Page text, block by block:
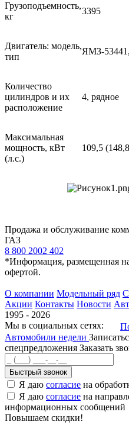
Грузоподъемность,
кг
3395
Двигатель: модель,
тип
ЯМЗ-
Количество
цилиндров и их
расположение
4, рядное
Максимальная
мощность, кВт
(л.с.)
109,5
Продажа и обслуживание
ГАЗ
8 800 2002 402
*Информация, размещенная
офертой.
О компании Модельный ряд
Акции Контакты Новости
1995 - 2026
Мы в социальных сетях:
Автомобили недели
спецпредложения Заказать
Быстрый звонок
Я даю согласие на
Я даю согласие на
информационных сообщений
Повышаем скидки!